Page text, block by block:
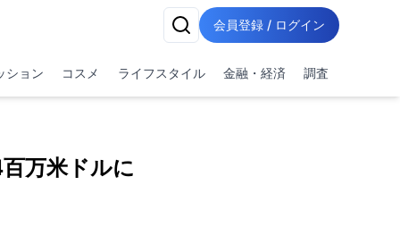
会員登録 / ログイン
ション コスメ ライフスタイル 金融・経済 調査
万米ドルに